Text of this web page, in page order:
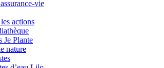
vie
actions
Je Plante
nature